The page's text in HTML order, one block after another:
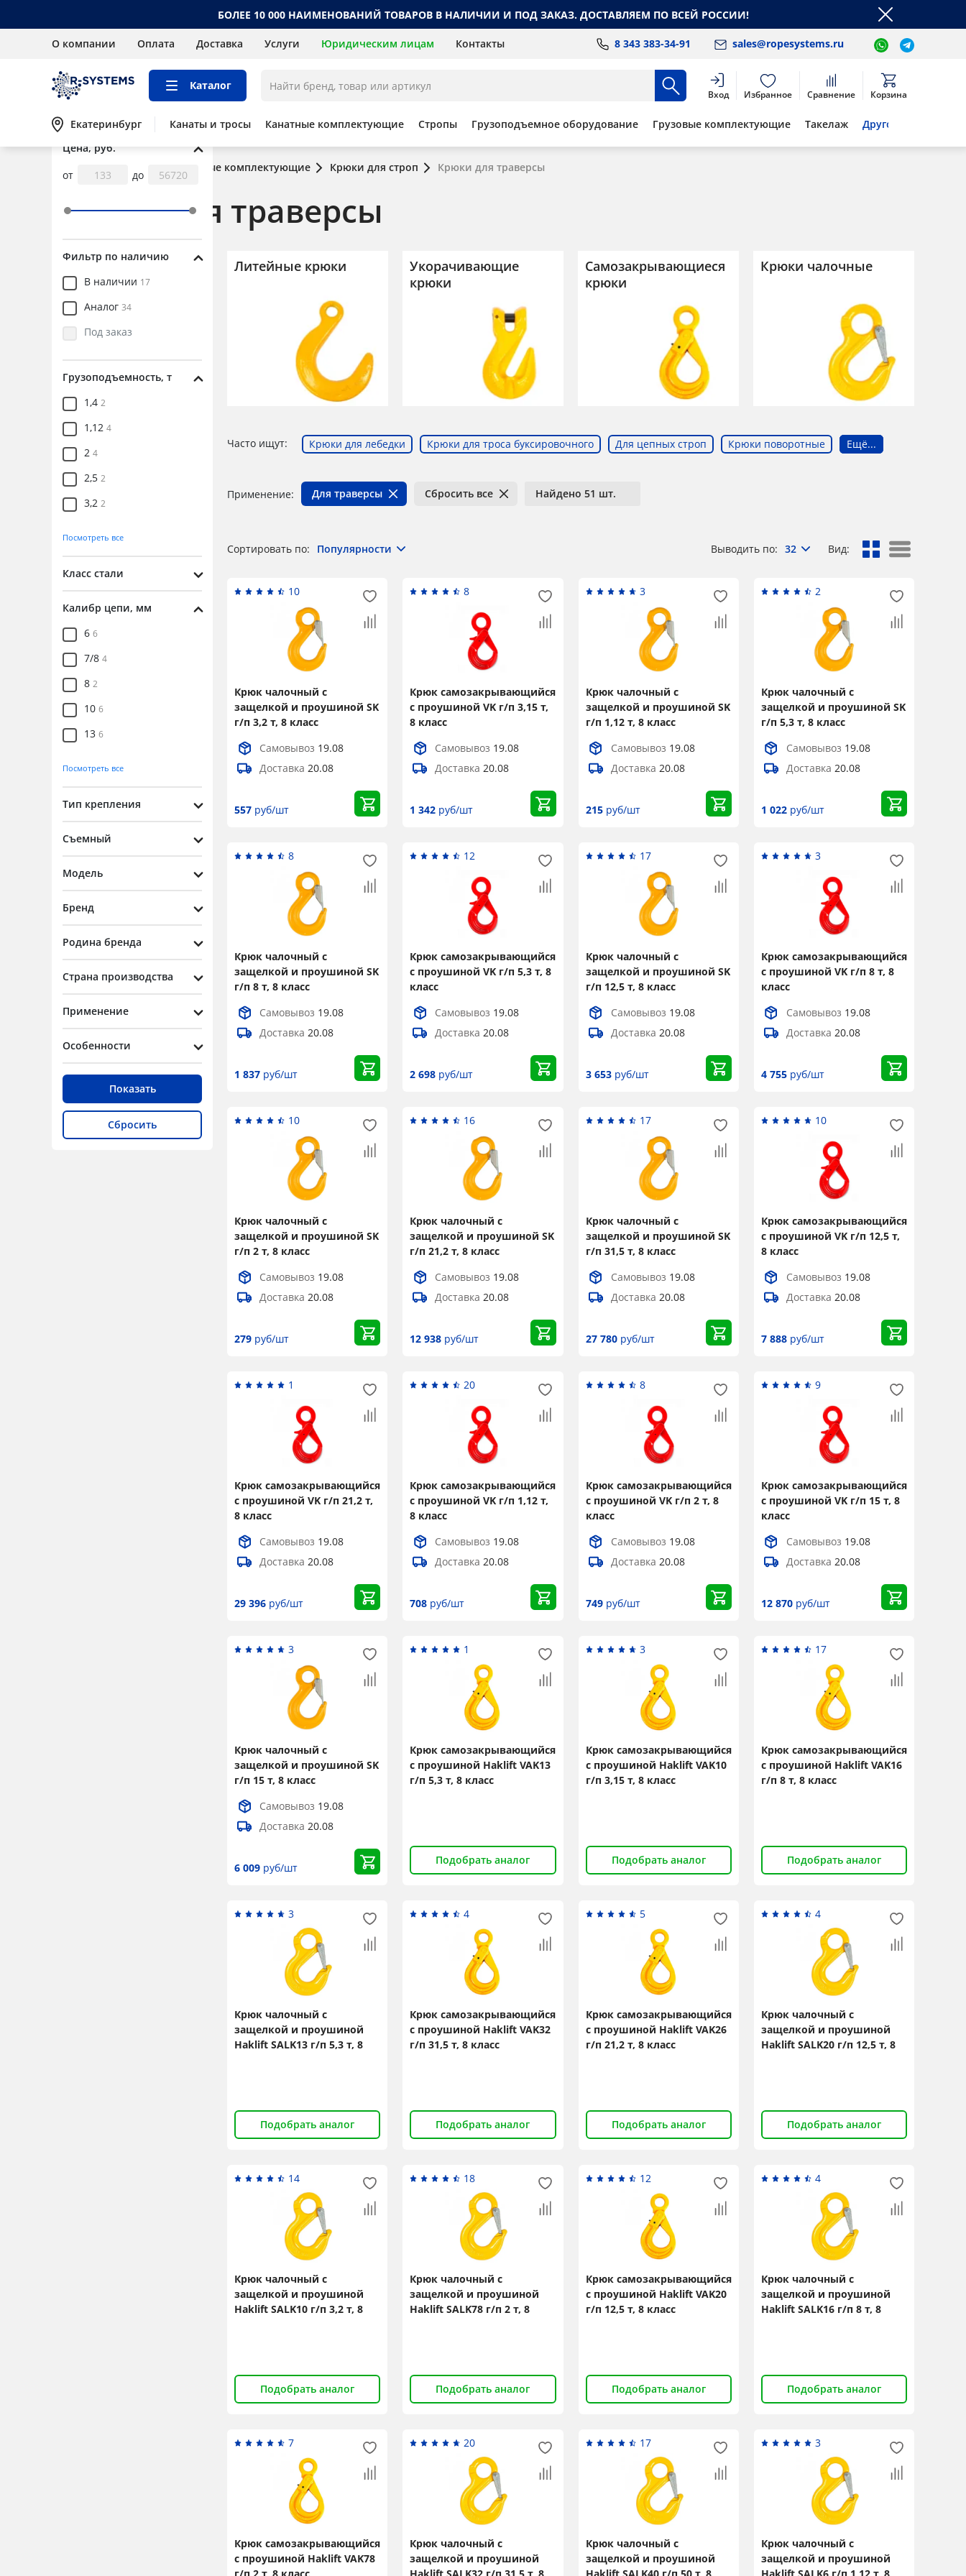
БОЛЕЕ 10 000 НАИМЕНОВАНИЙ ТОВАРОВ В НАЛИЧИИ И ПОД ЗАКАЗ. ДОСТАВЛЯЕМ ПО ВСЕЙ РОССИИ!
О компании Оплата Доставка Услуги Юридическим лицам Контакты 8 343 383-34-91 sales@ropesystems.ru
Каталог
Вход Избранное Сравнение Корзина
Екатеринбург Канаты и тросы Канатные комплектующие Стропы Грузоподъемное оборудование Грузовые комплектующие Такелаж Другое
Грузовые комплектующие Крюки для строп Крюки для траверсы
Крюки для траверсы
комплектующие
Звенья для строп
Крюки для строп
Литейные
Укорачивающие
Самозакрывающиеся
Цепи грузовые
крюков
Цена, руб.
от
до
Фильтр по наличию
В наличии 17
Под заказ
Аналог 34
Грузоподъемность, т
0,75
1
1,2
1,4 2
1,5
1,6
1,12 4
2 4
2,5 2
2,36
3
3,2 2
42
5,34
5,4
6,5 2
8 4
10
12,5
15 4
16 2
31,53
501
Посмотреть все
Класс стали
Калибр цепи, мм
6 6
7/8 4
8 2
10 6
13 6
206
226
26 4
323
40
Посмотреть все
Тип крепления
Съемный
Модель
Бренд
Родина бренда
Страна производства
Применение
Особенности
Показать
Сбросить
Литейные крюки
Укорачивающие
крюки
Самозакрывающиеся
крюки
Крюки чалочные
Часто ищут: Крюки для лебедки Крюки для троса буксировочного Для цепных строп Крюки поворотные Ещё...
Применение: Для траверсы Сбросить все Найдено 51 шт.
Сортировать по: Популярности Выводить по: 32 Вид:
10
Крюк чалочный с
защелкой и проушиной SK
г/п 3,2 т, 8 класс
Самовывоз 19.08
Доставка 20.08
557 руб/шт
8
Крюк самозакрывающийся
с проушиной VK г/п 3,15 т,
8 класс
Самовывоз 19.08
Доставка20.08
1 342 руб/шт
3
Крюк чалочный с
защелкой и проушиной SK
г/п 1,12 т, 8 класс
Самовывоз 19.08
Доставка 20.08
215руб/шт
2
Крюк чалочный с
защелкой и проушиной SK
г/п 5,3 т, 8 класс
Самовывоз 19.08
Доставка 20.08
1 022руб/шт
8
Крюк чалочный с
защелкой и проушиной SK
г/п 8 т, 8 класс
Самовывоз 19.08
Доставка 20.08
1 837 руб/шт
12
Крюк самозакрывающийся
с проушиной VK г/п 5,3 т, 8
класс
Самовывоз 19.08
Доставка20.08
2 698 руб/шт
17
Крюк чалочный с
защелкой и проушиной SK
г/п 12,5 т, 8 класс
Самовывоз 19.08
Доставка 20.08
3 653руб/шт
3
Крюк самозакрывающийся
с проушиной VK г/п 8 т, 8
класс
Самовывоз 19.08
Доставка 20.08
4 755руб/шт
10
Крюк чалочный с
защелкой и проушиной SK
г/п 2 т, 8 класс
Самовывоз 19.08
Доставка 20.08
279 руб/шт
16
Крюк чалочный с
защелкой и проушиной SK
г/п 21,2 т, 8 класс
Самовывоз 19.08
Доставка20.08
12 938 руб/шт
17
Крюк чалочный с
защелкой и проушиной SK
г/п 31,5 т, 8 класс
Самовывоз 19.08
Доставка 20.08
27 780руб/шт
10
Крюк самозакрывающийся
с проушиной VK г/п 12,5 т,
8 класс
Самовывоз 19.08
Доставка 20.08
7 888руб/шт
1
Крюк самозакрывающийся
с проушиной VK г/п 21,2 т,
8 класс
Самовывоз 19.08
Доставка 20.08
29 396 руб/шт
20
Крюк самозакрывающийся
с проушиной VK г/п 1,12 т,
8 класс
Самовывоз 19.08
Доставка20.08
708 руб/шт
8
Крюк самозакрывающийся
с проушиной VK г/п 2 т, 8
класс
Самовывоз 19.08
Доставка 20.08
749руб/шт
9
Крюк самозакрывающийся
с проушиной VK г/п 15 т, 8
класс
Самовывоз 19.08
Доставка 20.08
12 870руб/шт
3
Крюк чалочный с
защелкой и проушиной SK
г/п 15 т, 8 класс
Самовывоз 19.08
Доставка 20.08
6 009 руб/шт
1
Крюк самозакрывающийся
с проушиной Haklift VAK13
г/п 5,3 т, 8 класс
Подобрать аналог
3
Крюк самозакрывающийся
с проушиной Haklift VAK10
г/п 3,15 т, 8 класс
Подобрать аналог
17
Крюк самозакрывающийся
с проушиной Haklift VAK16
г/п 8 т, 8 класс
Подобрать аналог
3
Крюк чалочный с
защелкой и проушиной
Haklift SALK13 г/п 5,3 т, 8
Подобрать аналог
4
Крюк самозакрывающийся
с проушиной Haklift VAK32
г/п 31,5 т, 8 класс
Подобрать аналог
5
Крюк самозакрывающийся
с проушиной Haklift VAK26
г/п 21,2 т, 8 класс
Подобрать аналог
4
Крюк чалочный с
защелкой и проушиной
Haklift SALK20 г/п 12,5 т, 8
Подобрать аналог
14
Крюк чалочный с
защелкой и проушиной
Haklift SALK10 г/п 3,2 т, 8
Подобрать аналог
18
Крюк чалочный с
защелкой и проушиной
Haklift SALK78 г/п 2 т, 8
Подобрать аналог
12
Крюк самозакрывающийся
с проушиной Haklift VAK20
г/п 12,5 т, 8 класс
Подобрать аналог
4
Крюк чалочный с
защелкой и проушиной
Haklift SALK16 г/п 8 т, 8
Подобрать аналог
7
Крюк самозакрывающийся
с проушиной Haklift VAK78
20
Крюк чалочный с
защелкой и проушиной
17
Крюк чалочный с
защелкой и проушиной
3
Крюк чалочный с
защелкой и проушиной
Popup
Title
×
Popup Content